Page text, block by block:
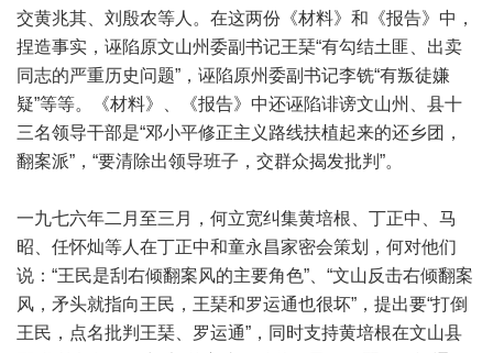
交黄兆其、刘殷农等人。在这两份《材料》和《报告》中，
捏造事实，诬陷原文山州委副书记王琹“有勾结土匪、出卖
同志的严重历史问题”，诬陷原州委副书记李铣“有叛徒嫌
疑”等等。《材料》、《报告》中还诬陷诽谤文山州、县十
三名领导干部是“邓小平修正主义路线扶植起来的还乡团，
翻案派”，“要清除出领导班子，交群众揭发批判”。
一九七六年二月至三月，何立宽纠集黄培根、丁正中、马
昭、任怀灿等人在丁正中和童永昌家密会策划，何对他们
说：“王民是刮右倾翻案风的主要角色”、“文山反击右倾翻案
风，矛头就指向王民，王琹和罗运通也很坏”，提出要“打倒
王民，点名批判王琹、罗运通”，同时支持黄培根在文山县